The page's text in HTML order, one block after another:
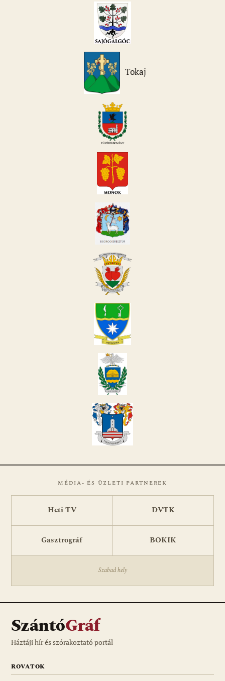
Tokaj
MÉDIA- ÉS ÜZLETI PARTNEREK
Heti TV DVTK
Gasztrográf BOKIK
Szabad hely
SzántóGráf
Háztáji hír és szórakoztató portál
ROVATOK